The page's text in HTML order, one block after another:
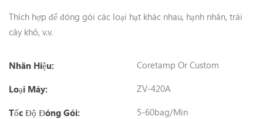
Thích hợp để đóng gói các loại hạt khác nhau, hạnh nhân, trái
cây khô, v.v.
Nhãn Hiệu: Coretamp Or Custom
Loại Máy: ZV-420A
Tốc Độ Đóng Gói: 5-60bag/Min